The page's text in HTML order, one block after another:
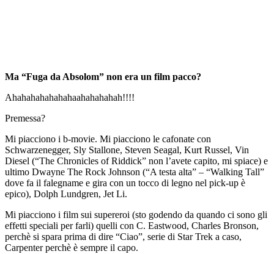
Ma “Fuga da Absolom” non era un film pacco?
Ahahahahahahahaahahahahah!!!!
Premessa?
Mi piacciono i b-movie. Mi piacciono le cafonate con
Schwarzenegger, Sly Stallone, Steven Seagal, Kurt Russel, Vin
Diesel (“The Chronicles of Riddick” non l’avete capito, mi spiace) e
ultimo Dwayne The Rock Johnson (“A testa alta” – “Walking Tall”
dove fa il falegname e gira con un tocco di legno nel pick-up è
epico), Dolph Lundgren, Jet Li.
Mi piacciono i film sui supereroi (sto godendo da quando ci sono gli
effetti speciali per farli) quelli con C. Eastwood, Charles Bronson,
perchè si spara prima di dire “Ciao”, serie di Star Trek a caso,
Carpenter perchè è sempre il capo.